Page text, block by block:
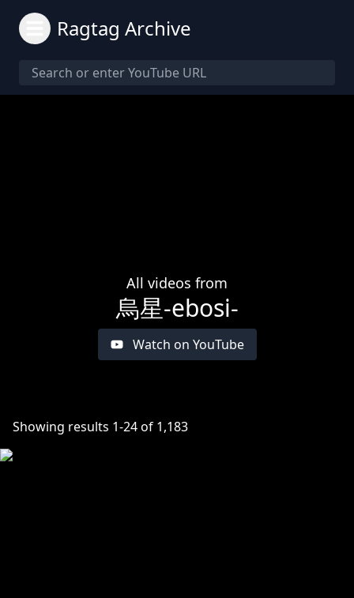
Ragtag Archive
All videos from
烏星-ebosi-
Watch on YouTube
Showing results 1-24of 1,183